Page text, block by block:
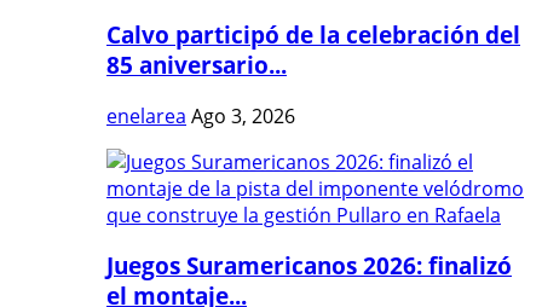
Calvo participó de la celebración del
85 aniversario...
enelarea Ago 3, 2026
Juegos Suramericanos 2026: finalizó
el montaje...